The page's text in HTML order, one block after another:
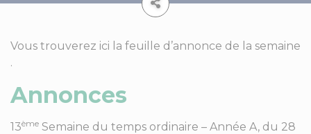
Vous trouverez ici la feuille d’annonce de la semaine
.
Annonces
13ème Semaine du temps ordinaire – Année A, du 28